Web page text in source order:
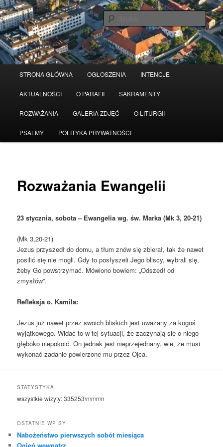
Przeskocz
do
tekstu
STRONA GŁÓWNA OGŁOSZENIA INTENCJE
AKTUALNOŚCI O PARAFII SAKRAMENTY
ROZWAŻANIA GALERIA ZDJĘĆ O LITURGII
PSALMY POLITYKA PRYWATNOŚCI
Rozważania Ewangelii
23 stycznia, sobota – Ewangelia wg. św. Marka (Mk 3, 20-21)
(Mk 3,20-21)
Jezus przyszedł do domu, a tłum znów się zbierał, tak że nawet
posilić się nie mogli. Gdy to posłyszeli Jego bliscy, wybrali się,
żeby Go powstrzymać. Mówiono bowiem: „Odszedł od
zmysłów”.
Refleksja o. Kamila:
Jezus już nawet przez swoich bliskich jest uważany za kogoś
wyjątkowego. Widać to w tej sytuacji, że zaczynają się o niego
głęboko niepokoić. On jednak jest nieprzejednany, wie, że musi
wykonać zadanie powierzone mu przez Ojca.
STATYSTYKA
wszystkie wizyty:335253\n\n\n\n
OSTATNIE WPISY
Nabożeństwo pierwszych sobót miesiąca
Serwis wykorzystuje pliki Cookies Czytaj więcej odrzuć